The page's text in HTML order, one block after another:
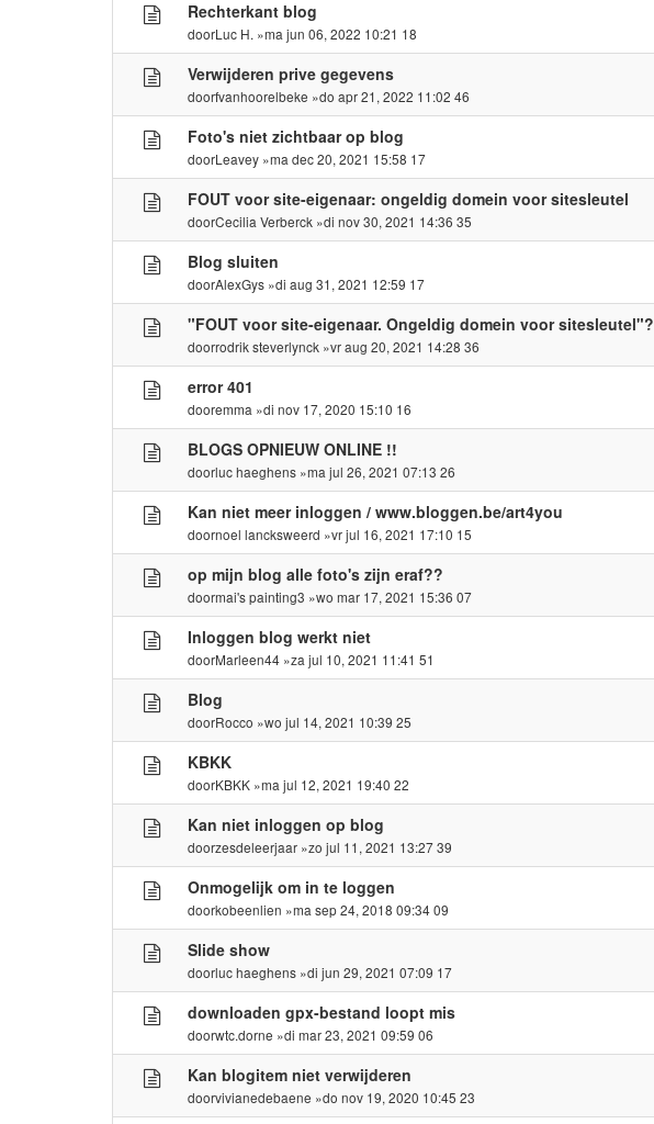
Rechterkant blog
doorLuc H. »ma jun 06, 2022 10:21 18
Verwijderen prive gegevens
doorfvanhoorelbeke »do apr 21, 2022 11:02 46
Foto's niet zichtbaar op blog
doorLeavey »ma dec 20, 2021 15:58 17
FOUT voor site-eigenaar: ongeldig domein voor sitesleutel
doorCecilia Verberck »di nov 30, 2021 14:36 35
Blog sluiten
doorAlexGys »di aug 31, 2021 12:59 17
"FOUT voor site-eigenaar. Ongeldig domein voor sitesleutel"?
doorrodrik steverlynck »vr aug 20, 2021 14:28 36
error 401
dooremma »di nov 17, 2020 15:10 16
BLOGS OPNIEUW ONLINE !!
doorluc haeghens »ma jul 26, 2021 07:13 26
Kan niet meer inloggen / www.bloggen.be/art4you
doornoel lancksweerd »vr jul 16, 2021 17:10 15
op mijn blog alle foto's zijn eraf??
doormai's painting3 »wo mar 17, 2021 15:36 07
Inloggen blog werkt niet
doorMarleen44 »za jul 10, 2021 11:41 51
Blog
doorRocco »wo jul 14, 2021 10:39 25
KBKK
doorKBKK »ma jul 12, 2021 19:40 22
Kan niet inloggen op blog
doorzesdeleerjaar »zo jul 11, 2021 13:27 39
Onmogelijk om in te loggen
doorkobeenlien »ma sep 24, 2018 09:34 09
Slide show
doorluc haeghens »di jun 29, 2021 07:09 17
downloaden gpx-bestand loopt mis
doorwtc.dorne »di mar 23, 2021 09:59 06
Kan blogitem niet verwijderen
doorvivianedebaene »do nov 19, 2020 10:45 23